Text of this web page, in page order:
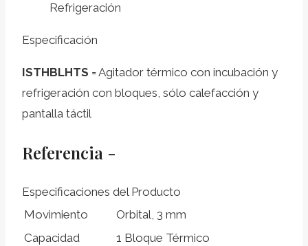
Refrigeración
Especificación
ISTHBLHTS = Agitador térmico con incubación y
refrigeración con bloques, sólo calefacción y
pantalla táctil
Referencia -
Especificaciones del Producto
Movimiento
Orbital, 3 mm
Capacidad
1 Bloque Térmico